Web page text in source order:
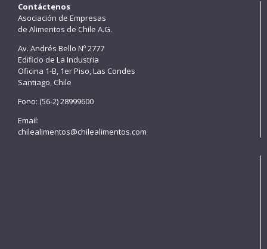
Contáctenos
Asociación de Empresas
de Alimentos de Chile A.G.
Av. Andrés Bello Nº 2777
Edificio de La Industria
Oficina 1-B, 1er Piso, Las Condes
Santiago, Chile
Fono: (56-2) 28999600
Email:
chilealimentos@chilealimentos.com